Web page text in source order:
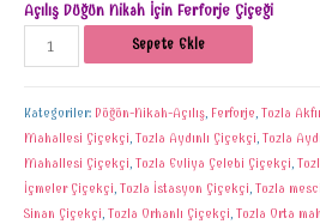
Açılış Düğün Nikah İçin Ferforje Çiçeği
Sepete Ekle
Kategoriler: Düğün-Nikah-Açılış, Ferforje, Tuzla
Mahallesi Çiçekçi, Tuzla Aydınlı Çiçekçi, Tuzla
Mahallesi Çiçekçi, Tuzla Evliya Çelebi Çiçekçi,
İçmeler Çiçekçi, Tuzla İstasyon Çiçekçi, Tuzla
Sinan Çiçekçi, Tuzla Orhanlı Çiçekçi, Tuzla Orta